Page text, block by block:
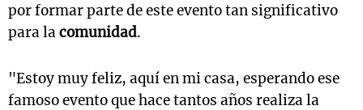
por formar parte de este evento tan significativo
para lacomunidad.
"Estoy muy feliz, aquí en mi casa, esperando ese
famoso evento que hace tantos años realiza la